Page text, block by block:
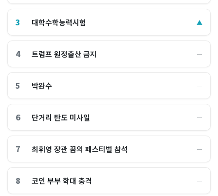
3 대학수학능력시험 ▲
4 트럼프 원정출산 금지 ―
5 박완수 ―
6 단거리 탄도 미사일 ―
7 최휘영 장관 꿈의 페스티벌 참석 ―
8 코인 부부 학대 충격 ―